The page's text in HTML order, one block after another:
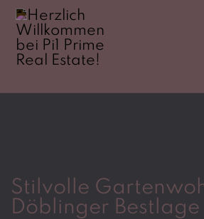
Stilvolle
Döblinger Bestlage